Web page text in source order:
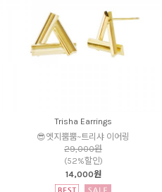
Trisha Earrings
😎엣지뿜뿜~트리샤 이어링
29,000원
(52%할인)
14,000원